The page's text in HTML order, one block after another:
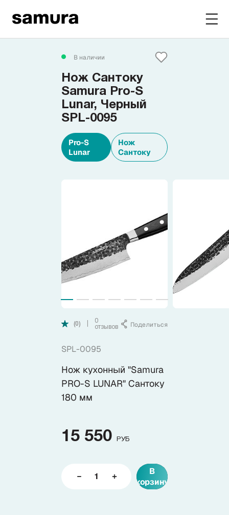
Избранное
Войти в личный кабинет
Смотреть весь каталог
Ножи по видам
Ножи по назначению
Аксессуары
В наличии
Нож Сантоку
Samura Pro-S
Lunar, Черный
SPL-0095
Pro-S
Lunar
Нож
Сантоку
(0)
0
отзывов
Поделиться
SPL-0095
Нож кухонный "Samura
PRO-S LUNAR" Сантоку
180 мм
15 550 РУБ
В
корзину